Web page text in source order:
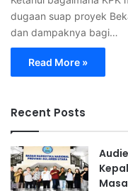
dugaan suap proyek
dan dampaknya bagi…
Read More »
Recent Posts